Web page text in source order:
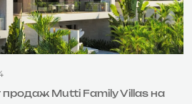
Mutti Family Villas на